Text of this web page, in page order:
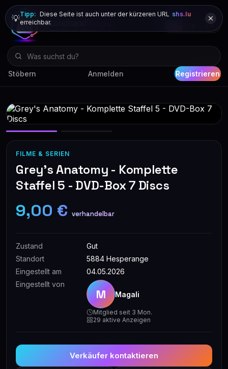
Stöbern Anmelden Registrieren
💡Tipp: Diese Seite ist auch unter der kürzeren URL shs.lu
erreichbar.
FILME & SERIEN
Grey's Anatomy - Komplette
Staffel 5 - DVD-Box 7 Discs
9,00 € verhandelbar
Zustand
Gut
Standort
5884 Hesperange
Eingestellt am
04.05.2026
Eingestellt von
M Magali
Mitglied seit 3 Mon.
29 aktive Anzeigen
Verkäufer kontaktieren